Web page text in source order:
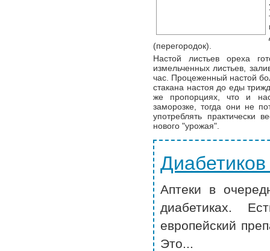
(перегородок).
Настой листьев ореха
измельченных листьев,
час. Процеженный настой
стакана настоя до еды
же пропорциях, что и
заморозке, тогда они не
употреблять практически
нового "урожая".
Аптеки в
диабетиках.
европейский
Это...